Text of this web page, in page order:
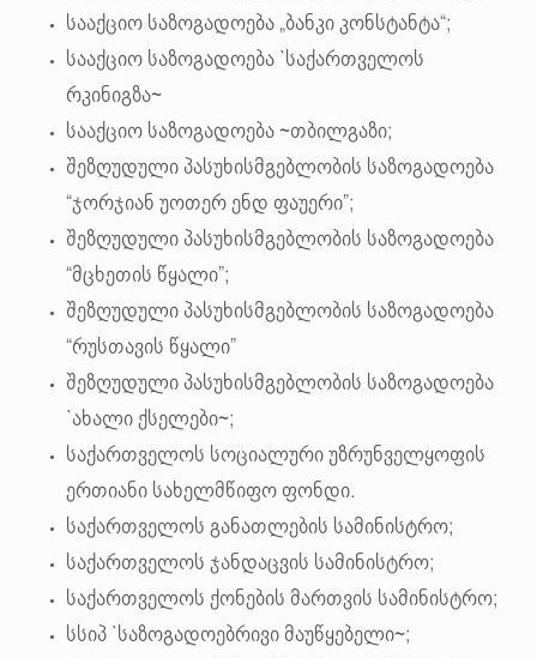
სააქციო საზოგადოება „ბანკი კონსტანტა“;
სააქციო საზოგადოება `საქართველოს
რკინიგზა~
სააქციო საზოგადოება ~თბილგაზი;
შეზღუდული პასუხისმგებლობის საზოგადოება
“ჯორჯიან უოთერ ენდ ფაუერი”;
შეზღუდული პასუხისმგებლობის საზოგადოება
“მცხეთის წყალი”;
შეზღუდული პასუხისმგებლობის საზოგადოება
“რუსთავის წყალი”
შეზღუდული პასუხისმგებლობის საზოგადოება
`ახალი ქსელები~;
საქართველოს სოციალური უზრუნველყოფის
ერთიანი სახელმწიფო ფონდი.
საქართველოს განათლების სამინისტრო;
საქართველოს ჯანდაცვის სამინისტრო;
საქართველოს ქონების მართვის სამინისტრო;
სსიპ `საზოგადოებრივი მაუწყებელი~;